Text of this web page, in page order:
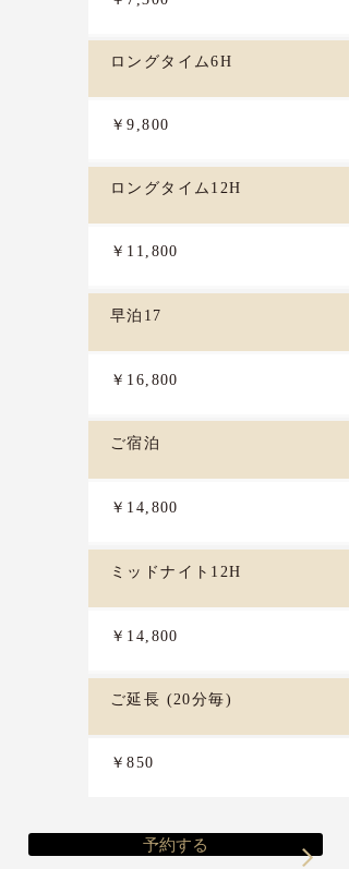
ロングタイム6H
￥9,800
ロングタイム12H
￥11,800
早泊17
￥16,800
ご宿泊
￥14,800
ミッドナイト12H
￥14,800
ご延長 (20分毎)
￥850
予約する